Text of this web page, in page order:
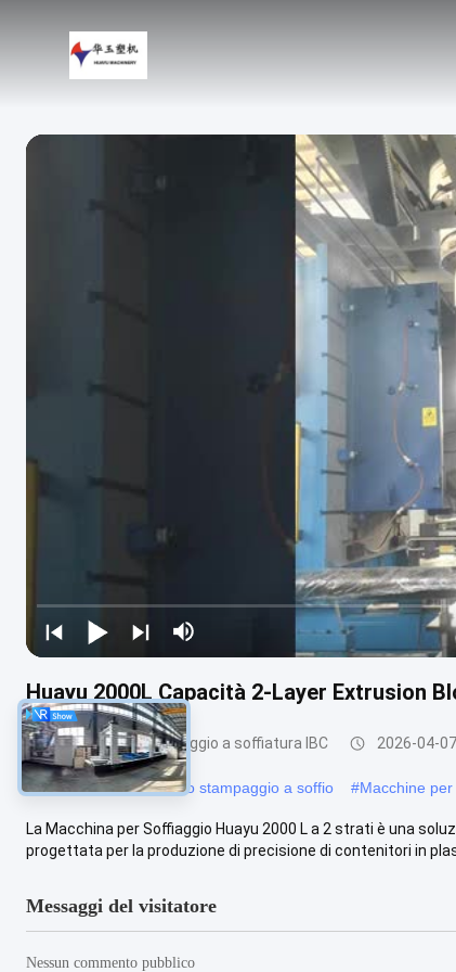
Huayu 2000L Capacità 2-Layer Extrusion
Macchina di stampaggio a soffiatura IBC 2026-04-07
# Grandi macchine per lo stampaggio a soffio #Macchine
La Macchina per Soffiaggio Huayu 2000 L a 2 strati è una
progettata per la produzione di precisione di contenitori in
Messaggi del visitatore
Nessun commento pubblico